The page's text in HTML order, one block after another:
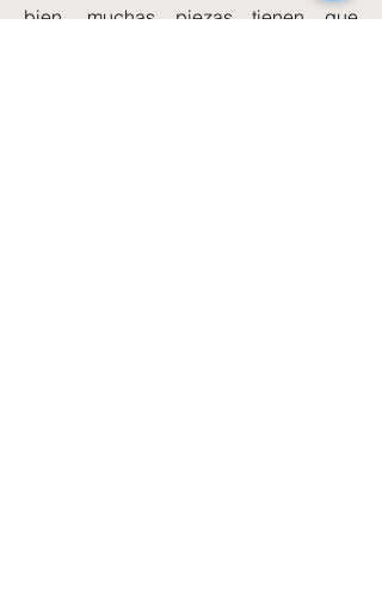
bien, muchas piezas tienen que